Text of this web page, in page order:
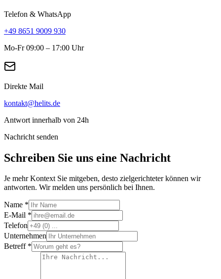
Telefon & WhatsApp
+49 8651 9009 930
Mo-Fr 09:00 – 17:00 Uhr
Direkte Mail
kontakt@helits.de
Antwort innerhalb von 24h
Nachricht senden
Schreiben Sie uns eine Nachricht
Je mehr Kontext Sie mitgeben, desto zielgerichteter können wir
antworten. Wir melden uns persönlich bei Ihnen.
Name *
E-Mail *
Telefon
Unternehmen
Betreff *